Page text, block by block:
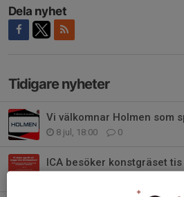
Dela nyhet
Tidigare nyheter
Vi välkomnar Holmen som
8 jul, 18:00 0
ICA besöker konstgräset